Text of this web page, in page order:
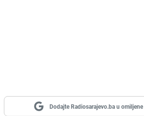
Dodajte Radiosarajevo.ba u